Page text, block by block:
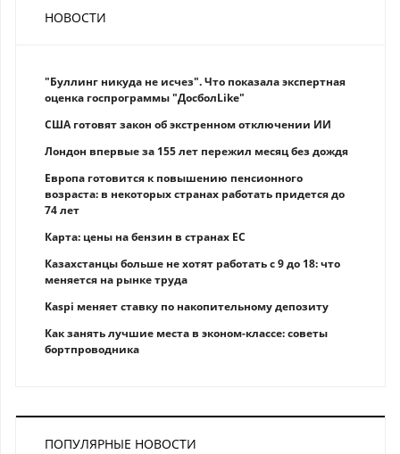
НОВОСТИ
"Буллинг никуда не исчез". Что показала экспертная
оценка госпрограммы "ДосболLike"
США готовят закон об экстренном отключении ИИ
Лондон впервые за 155 лет пережил месяц без дождя
Европа готовится к повышению пенсионного
возраста: в некоторых странах работать придется до
74 лет
Карта: цены на бензин в странах ЕС
Казахстанцы больше не хотят работать с 9 до 18: что
меняется на рынке труда
Kaspi меняет ставку по накопительному депозиту
Как занять лучшие места в эконом-классе: советы
бортпроводника
ПОПУЛЯРНЫЕ НОВОСТИ